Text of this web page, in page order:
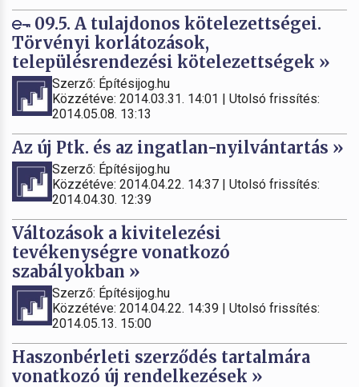
09.5. A tulajdonos kötelezettségei.
Törvényi korlátozások,
településrendezési kötelezettségek »
Szerző: Építésijog.hu
Közzétéve: 2014.03.31. 14:01 | Utolsó frissítés:
2014.05.08. 13:13
Az új Ptk. és az ingatlan-nyilvántartás »
Szerző: Építésijog.hu
Közzétéve: 2014.04.22. 14:37 | Utolsó frissítés:
2014.04.30. 12:39
Változások a kivitelezési
tevékenységre vonatkozó
szabályokban »
Szerző: Építésijog.hu
Közzétéve: 2014.04.22. 14:39 | Utolsó frissítés:
2014.05.13. 15:00
Haszonbérleti szerződés tartalmára
vonatkozó új rendelkezések »